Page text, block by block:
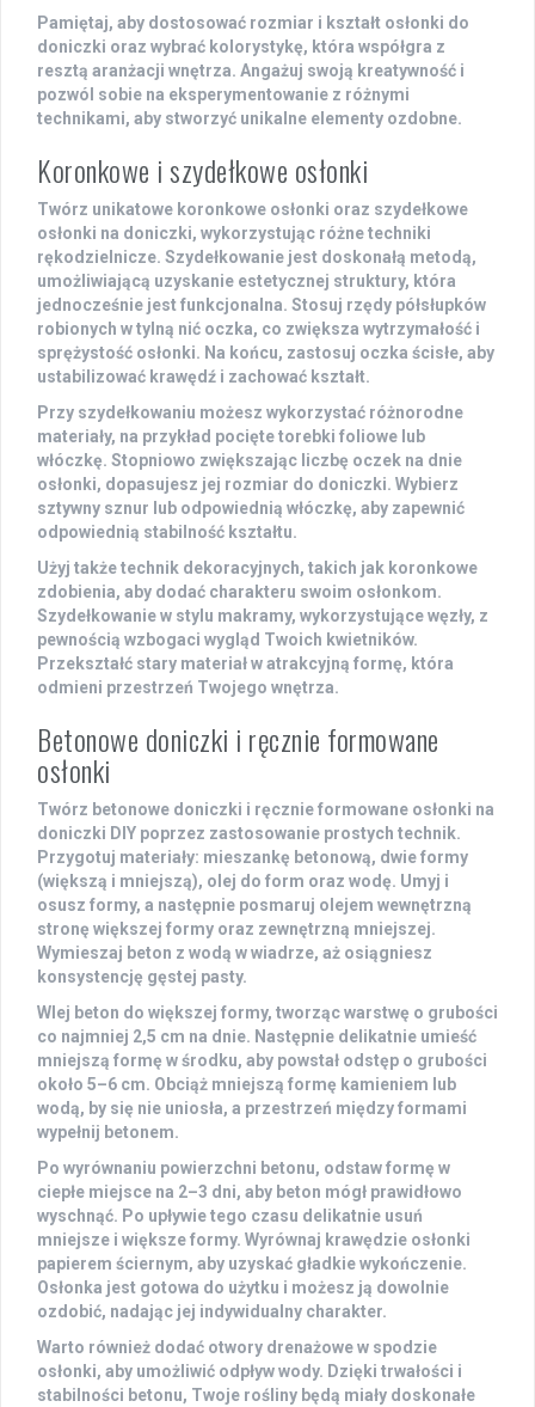
Pamiętaj, aby dostosować rozmiar i kształt osłonki do
doniczki oraz wybrać kolorystykę, która współgra z
resztą aranżacji wnętrza. Angażuj swoją kreatywność i
pozwól sobie na eksperymentowanie z różnymi
technikami, aby stworzyć unikalne elementy ozdobne.
Koronkowe i szydełkowe osłonki
Twórz unikatowe koronkowe osłonki oraz szydełkowe
osłonki na doniczki, wykorzystując różne techniki
rękodzielnicze. Szydełkowanie jest doskonałą metodą,
umożliwiającą uzyskanie estetycznej struktury, która
jednocześnie jest funkcjonalna. Stosuj rzędy półsłupków
robionych w tylną nić oczka, co zwiększa wytrzymałość i
sprężystość osłonki. Na końcu, zastosuj oczka ścisłe, aby
ustabilizować krawędź i zachować kształt.
Przy szydełkowaniu możesz wykorzystać różnorodne
materiały, na przykład pocięte torebki foliowe lub
włóczkę. Stopniowo zwiększając liczbę oczek na dnie
osłonki, dopasujesz jej rozmiar do doniczki. Wybierz
sztywny sznur lub odpowiednią włóczkę, aby zapewnić
odpowiednią stabilność kształtu.
Użyj także technik dekoracyjnych, takich jak koronkowe
zdobienia, aby dodać charakteru swoim osłonkom.
Szydełkowanie w stylu makramy, wykorzystujące węzły, z
pewnością wzbogaci wygląd Twoich kwietników.
Przekształć stary materiał w atrakcyjną formę, która
odmieni przestrzeń Twojego wnętrza.
Betonowe doniczki i ręcznie formowane
osłonki
Twórz betonowe doniczki i ręcznie formowane osłonki na
doniczki DIY poprzez zastosowanie prostych technik.
Przygotuj materiały: mieszankę betonową, dwie formy
(większą i mniejszą), olej do form oraz wodę. Umyj i
osusz formy, a następnie posmaruj olejem wewnętrzną
stronę większej formy oraz zewnętrzną mniejszej.
Wymieszaj beton z wodą w wiadrze, aż osiągniesz
konsystencję gęstej pasty.
Wlej beton do większej formy, tworząc warstwę o grubości
co najmniej 2,5 cm na dnie. Następnie delikatnie umieść
mniejszą formę w środku, aby powstał odstęp o grubości
około 5–6 cm. Obciąż mniejszą formę kamieniem lub
wodą, by się nie uniosła, a przestrzeń między formami
wypełnij betonem.
Po wyrównaniu powierzchni betonu, odstaw formę w
ciepłe miejsce na 2–3 dni, aby beton mógł prawidłowo
wyschnąć. Po upływie tego czasu delikatnie usuń
mniejsze i większe formy. Wyrównaj krawędzie osłonki
papierem ściernym, aby uzyskać gładkie wykończenie.
Osłonka jest gotowa do użytku i możesz ją dowolnie
ozdobić, nadając jej indywidualny charakter.
Warto również dodać otwory drenażowe w spodzie
osłonki, aby umożliwić odpływ wody. Dzięki trwałości i
stabilności betonu, Twoje rośliny będą miały doskonałe